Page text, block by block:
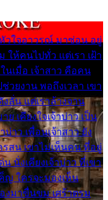
วใจอาวรณ์ มาซ่อน อยู่
ให้คนไปทั่ว แต่เรา เฝ้า
นเมื่อ เจ้าสาว คือคน
วยงาน พอถึงเวลา เขา
ลั่น แต่เราล้างจาน
เคียงใจเจ้าบ่าว เป็น
าว เพื่อนเจ้าสาว ยัง
สน เขาไม่เห็นคน ที่อยู่
นั่งเคียงเจ้าบ่าว ที่เขา
ค็ญ ใครจะมองเห็น
งมาขื่นขม เศร้าตรม